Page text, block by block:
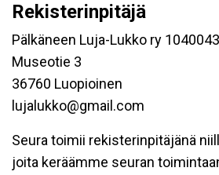
Rekisterinpitäjä
Pälkäneen Luja-Lukko ry
Museotie 3
36760 Luopioinen
lujalukko@gmail.com
Seura toimii rekisterinpitäjänä
joita keräämme seuran